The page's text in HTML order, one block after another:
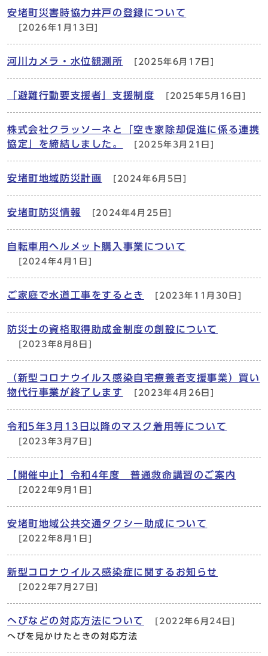
安堵町災害時協力井戸の登録について
[2026年1月13日]
河川カメラ・水位観測所 [2025年6月17日]
「避難行動要支援者」支援制度 [2025年5月16日]
株式会社クラッソーネと「空き家除却促進に係る連携
協定」を締結しました。
[2025年3月21日]
安堵町地域防災計画 [2024年6月5日]
安堵町防災情報 [2024年4月25日]
自転車用ヘルメット購入事業について
[2024年4月1日]
ご家庭で水道工事をするとき [2023年11月30日]
防災士の資格取得助成金制度の創設について
[2023年8月8日]
（新型コロナウイルス感染自宅療養者支援事業）買い
物代行事業が終了します
[2023年4月26日]
令和5年3月13日以降のマスク着用等について
[2023年3月7日]
【開催中止】令和4年度 普通救命講習のご案内
[2022年9月1日]
安堵町地域公共交通タクシー助成について
[2022年8月1日]
新型コロナウイルス感染症に関するお知らせ
[2022年7月27日]
へびなどの対応方法について
[2022年6月24日]
へびを見かけたときの対応方法